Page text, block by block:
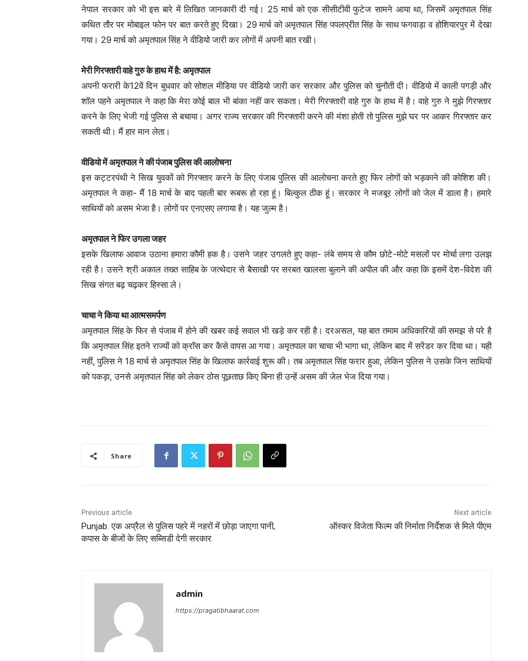
नेपाल सरकार को भी इस बारे में लिखित जानकारी दी गई। 25 मार्च को एक सीसीटीवी फुटेज सामने आया था, जिसमें अमृतपाल सिंह
कथित तौर पर मोबाइल फोन पर बात करते हुए दिखा। 29 मार्च को अमृतपाल सिंह पपलप्रीत सिंह के साथ फगवाड़ा व होशियारपुर में देखा
गया। 29 मार्च को अमृतपाल सिंह ने वीडियो जारी कर लोगों में अपनी बात रखी।
मेरी गिरफ्तारी वाहे गुरु के हाथ में है: अमृतपाल
अपनी फरारी के12वें दिन बुधवार को सोशल मीडिया पर वीडियो जारी कर सरकार और पुलिस को चुनौती दी। वीडियो में काली पगड़ी और
शॉल पहने अमृतपाल ने कहा कि मेरा कोई बाल भी बांका नहीं कर सकता। मेरी गिरफ्तारी वाहे गुरु के हाथ में है। वाहे गुरु ने मुझे गिरफ्तार
करने के लिए भेजी गई पुलिस से बचाया। अगर राज्य सरकार की गिरफ्तारी करने की मंशा होती तो पुलिस मुझे घर पर आकर गिरफ्तार कर
सकती थी। मैं हार मान लेता।
वीडियो में अमृतपाल ने की पंजाब पुलिस की आलोचना
इस कट्टरपंथी ने सिख युवकों को गिरफ्तार करने के लिए पंजाब पुलिस की आलोचना करते हुए फिर लोगों को भड़काने की कोशिश की।
अमृतपाल ने कहा- मैं 18 मार्च के बाद पहली बार रूबरू हो रहा हूं। बिल्कुल ठीक हूं। सरकार ने मजबूर लोगों को जेल में डाला है। हमारे
साथियों को असम भेजा है। लोगों पर एनएसए लगाया है। यह जुल्म है।
अमृतपाल ने फिर उगला जहर
इसके खिलाफ आवाज उठाना हमारा कौमी हक है। उसने जहर उगलते हुए कहा- लंबे समय से कौम छोटे-मोटे मसलों पर मोर्चा लगा उलझ
रही है। उसने श्री अकाल तख्त साहिब के जत्थेदार से बैसाखी पर सरबत खालसा बुलाने की अपील की और कहा कि इसमें देश-विदेश की
सिख संगत बढ़ चढ़कर हिस्सा ले।
चाचा ने किया था आत्मसमर्पण
अमृतपाल सिंह के फिर से पंजाब में होने की खबर कई सवाल भी खड़े कर रही है। दरअसल, यह बात तमाम अधिकारियों की समझ से परे है
कि अमृतपाल सिंह इतने राज्यों को क्रॉस कर कैसे वापस आ गया। अमृतपाल का चाचा भी भागा था, लेकिन बाद में सरेंडर कर दिया था। यही
नहीं, पुलिस ने 18 मार्च से अमृतपाल सिंह के खिलाफ कार्रवाई शुरू की। तब अमृतपाल सिंह फरार हुआ, लेकिन पुलिस ने उसके जिन साथियों
को पकड़ा, उनसे अमृतपाल सिंह को लेकर ठोस पूछताछ किए बिना ही उन्हें असम की जेल भेज दिया गया।
Share
Previous article
Punjab: एक अप्रैल से पुलिस पहरे में नहरों में छोड़ा जाएगा पानी,
कपास के बीजों के लिए सब्सिडी देगी सरकार
Next article
ऑस्कर विजेता फिल्म की निर्माता निर्देशक से मिले पीएम
admin
https://pragatibhaarat.com